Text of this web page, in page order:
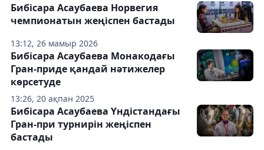
13:12, 26 мамыр 2026
Бибісара Асаубаева Норвегия
чемпионатын жеңіспен бастады
13:26, 20 ақпан 2025
Бибісара Асаубаева Монакодағы
Гран-приде қандай нәтижелер
көрсетуде
Бибісара Асаубаева Үндістандағы
Гран-при турнирін жеңіспен
бастады